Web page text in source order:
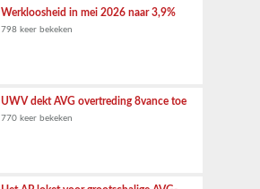
Werkloosheid in mei 2026 naar 3,9%
798 keer bekeken
UWV dekt AVG overtreding 8vance toe
770 keer bekeken